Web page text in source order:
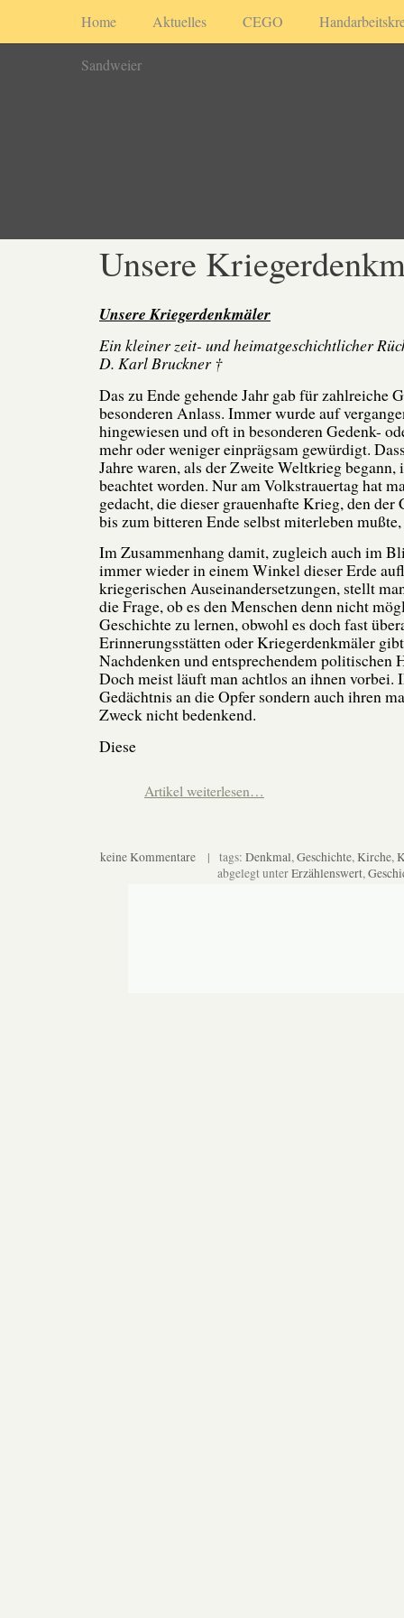
Home Aktuelles CEGO
Sandweier
Unsere
Unsere Kriegerdenkmäler
Ein kleiner zeit- und heimatgeschichtlicher
D. Karl Bruckner †
Das zu Ende gehende Jahr gab für zahlreiche
besonderen Anlass. Immer wurde auf
hingewiesen und oft in besonderen Gedenk-
mehr oder weniger einprägsam gewürdigt.
Jahre waren, als der Zweite Weltkrieg
beachtet worden. Nur am Volkstrauertag hat
gedacht, die dieser grauenhafte Krieg, den
bis zum bitteren Ende selbst miterleben
Im Zusammenhang damit, zugleich auch im
immer wieder in einem Winkel dieser Erde
kriegerischen Auseinandersetzungen, stellt
die Frage, ob es den Menschen denn nicht
Geschichte zu lernen, obwohl es doch fast
Erinnerungsstätten oder Kriegerdenkmäler
Nachdenken und entsprechendem politischen
Doch meist läuft man achtlos an ihnen vorbei.
Gedächtnis an die Opfer sondern auch ihren
Zweck nicht bedenkend.
Diese
Artikel weiterlesen…
keine Kommentare | tags: Denkmal,Geschichte,Kirche,
abgelegt unterErzählenswert,